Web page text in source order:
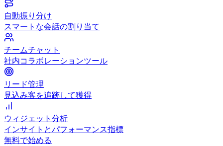
自動振り分け
スマートな会話の割り当て
チームチャット
社内コラボレーションツール
リード管理
見込み客を追跡して獲得
ウィジェット分析
インサイトとパフォーマンス指標
無料で始める